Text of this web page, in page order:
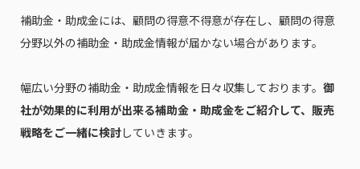
補助金・助成金には、顧問の得意不得意が存在し、顧問の得意
分野以外の補助金・助成金情報が届かない場合があります。
幅広い分野の補助金・助成金情報を日々収集しております。 御
社が効果的に利用が出来る補助金・助成金をご紹介して、販売
戦略をご一緒に検討していきます。